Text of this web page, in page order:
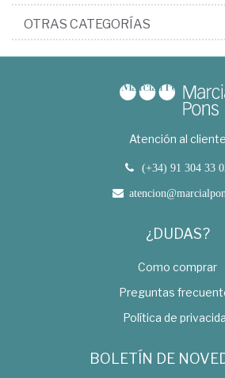
OTRAS CATEGORÍAS
Atención al cliente
(+34) 91 304 33
¿DUDAS?
Como comprar
Preguntas
Política de
BOLETÍN DE